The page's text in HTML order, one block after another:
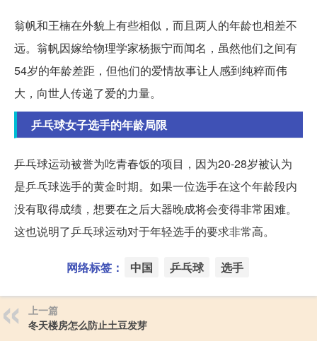
翁帆和王楠在外貌上有些相似，而且两人的年龄也相差不
远。翁帆因嫁给物理学家杨振宁而闻名，虽然他们之间有
54岁的年龄差距，但他们的爱情故事让人感到纯粹而伟
大，向世人传递了爱的力量。
乒乓球女子选手的年龄局限
乒乓球运动被誉为吃青春饭的项目，因为20-28岁被认为
是乒乓球选手的黄金时期。如果一位选手在这个年龄段内
没有取得成绩，想要在之后大器晚成将会变得非常困难。
这也说明了乒乓球运动对于年轻选手的要求非常高。
网络标签： 中国 乒乓球 选手
上一篇
冬天楼房怎么防止土豆发芽